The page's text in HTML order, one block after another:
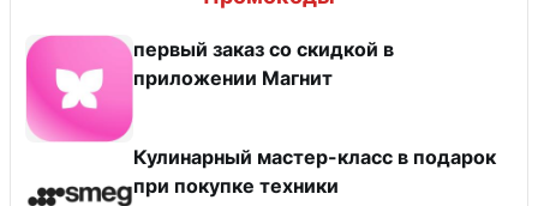
первый заказ со скидкой в
приложении Магнит
Кулинарный мастер-класс в подарок
при покупке техники